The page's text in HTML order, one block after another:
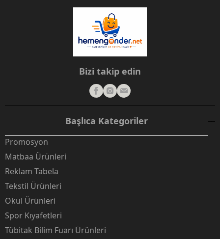
Bizi takip edin
Başlıca Kategoriler
Promosyon
Matbaa Ürünleri
Reklam Tabela
Tekstil Ürünleri
Okul Ürünleri
Spor Kıyafetleri
Tübitak Bilim Fuarı Ürünleri